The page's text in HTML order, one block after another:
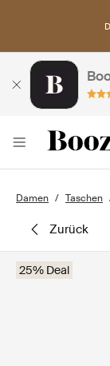
Damen Taschen
zurück
25% Deal